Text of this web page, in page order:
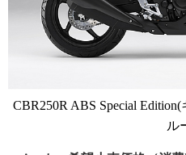
CBR250R ABS Special
ル